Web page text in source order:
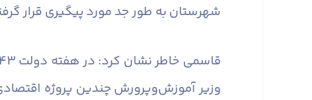
شهرستان به طور جد مورد پیگیری قرار
وزیر آموزش‌وپرورش چندین پروژه